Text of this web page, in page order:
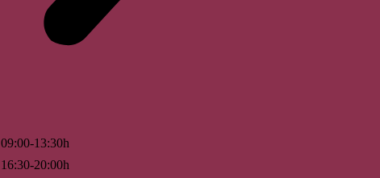
09:00-13:30h
16:30-20:00h